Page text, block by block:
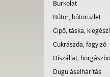
Burkolat
Bútor, bútorüzlet
Cipő, táska,
Cukrászda, fagyizó
Díszállat,
Duguláselhárítás